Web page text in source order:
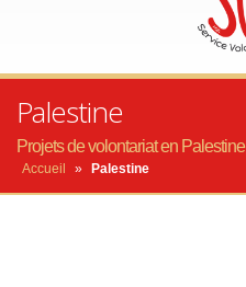
Palestine
Projets de volontariat en Palestine
Accueil » Palestine